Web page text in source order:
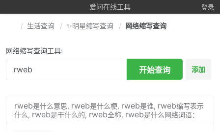
爱问在线工具 登录
生活查询 ✨明星缩写查询 网络缩写查询
网络缩写查询工具:
开始查询 添加
rweb是什么意思, rweb是什么梗, rweb是谁, rweb缩写表示
什么, rweb是干什么的, rweb全称, rweb是什么网络词语：